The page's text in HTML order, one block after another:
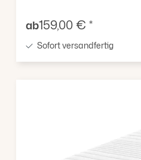
Verkaufspreis:
ab159,00 € *
Sofort versandfertig